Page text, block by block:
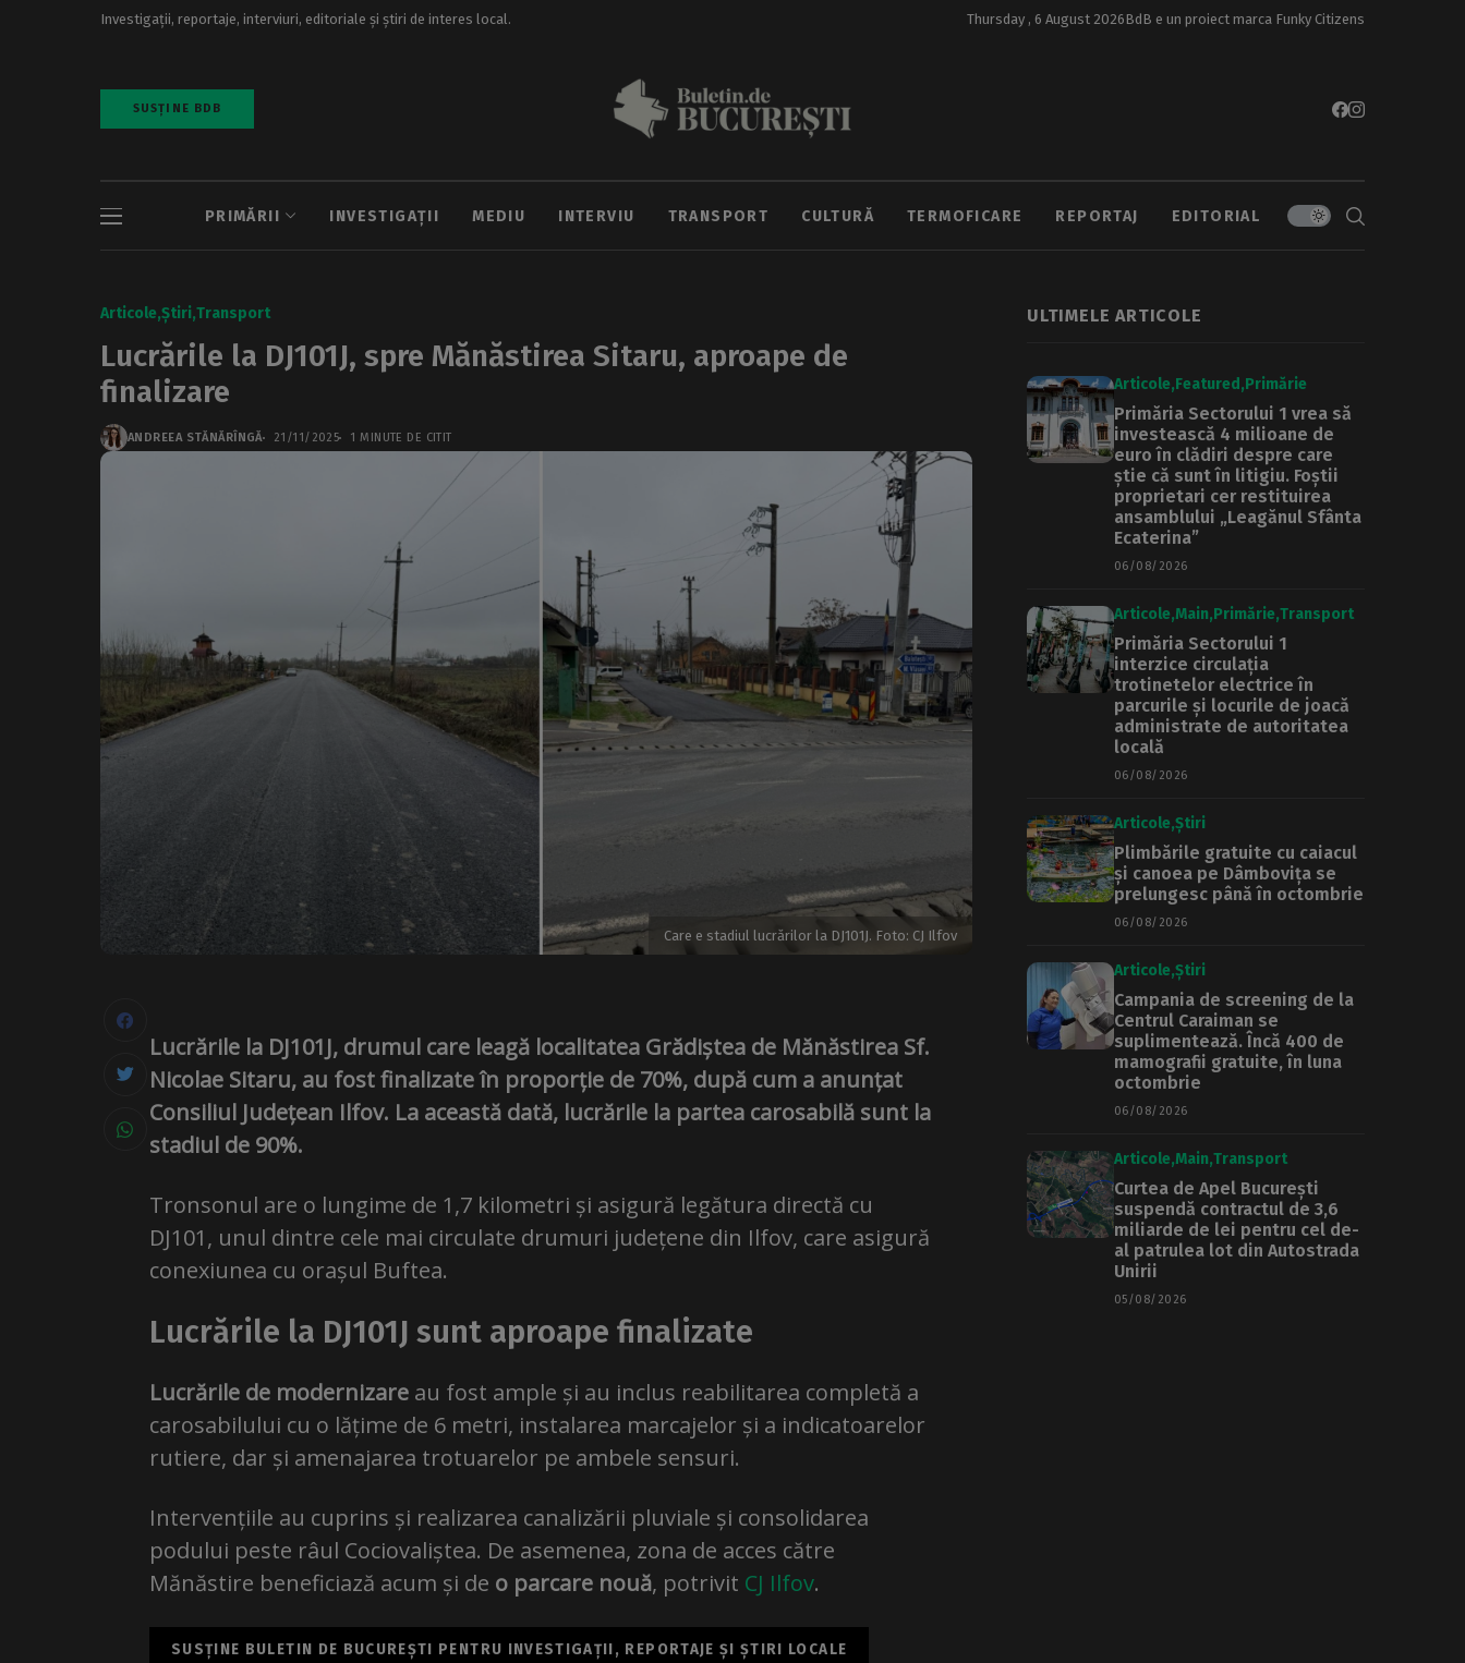
Investigații, reportaje, interviuri, editoriale și știri de interes local. Thursday , 6 August 2026BdB e un proiect marca Funky Citizens
SUSȚINE BDB
PRIMĂRII INVESTIGAȚII MEDIU INTERVIU TRANSPORT CULTURĂ TERMOFICARE REPORTAJ EDITORIAL
Articole Știri Transport
Lucrările la DJ101J, spre Mănăstirea Sitaru, aproape de
finalizare
ANDREEA STĂNĂRÎNGĂ 21/11/2025 1 MINUTE DE CITIT
Care e stadiul lucrărilor la DJ101J. Foto: CJ Ilfov
Lucrările la DJ101J, drumul care leagă localitatea Grădiștea de Mănăstirea Sf.
Nicolae Sitaru, au fost finalizate în proporție de 70%, după cum a anunțat
Consiliul Județean Ilfov. La această dată, lucrările la partea carosabilă sunt la
stadiul de 90%.
Tronsonul are o lungime de 1,7 kilometri și asigură legătura directă cu
DJ101, unul dintre cele mai circulate drumuri județene din Ilfov, care asigură
conexiunea cu orașul Buftea.
Lucrările la DJ101J sunt aproape finalizate
Lucrările de modernizare au fost ample și au inclus reabilitarea completă a
carosabilului cu o lățime de 6 metri, instalarea marcajelor și a indicatoarelor
rutiere, dar și amenajarea trotuarelor pe ambele sensuri.
Intervențiile au cuprins și realizarea canalizării pluviale și consolidarea
podului peste râul Cociovaliștea. De asemenea, zona de acces către
Mănăstire beneficiază acum și de o parcare nouă, potrivit CJ Ilfov.
SUSȚINE BULETIN DE BUCUREȘTI PENTRU INVESTIGAȚII, REPORTAJE ȘI ȘTIRI LOCALE
ULTIMELE ARTICOLE
Articole Featured Primărie
Primăria Sectorului 1 vrea să
investească 4 milioane de
euro în clădiri despre care
știe că sunt în litigiu. Foștii
proprietari cer restituirea
ansamblului „Leagănul Sfânta
Ecaterina”
06/08/2026
Articole Main Primărie Transport
Primăria Sectorului 1
interzice circulația
trotinetelor electrice în
parcurile și locurile de joacă
administrate de autoritatea
locală
06/08/2026
Articole Știri
Plimbările gratuite cu caiacul
și canoea pe Dâmbovița se
prelungesc până în octombrie
06/08/2026
Articole Știri
Campania de screening de la
Centrul Caraiman se
suplimentează. Încă 400 de
mamografii gratuite, în luna
octombrie
06/08/2026
Articole Main Transport
Curtea de Apel București
suspendă contractul de 3,6
miliarde de lei pentru cel de-
al patrulea lot din Autostrada
Unirii
05/08/2026